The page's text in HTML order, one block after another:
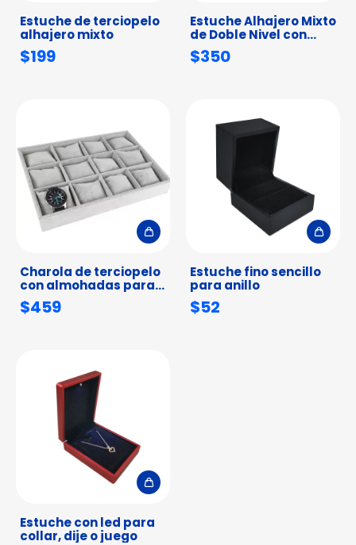
Estuche de terciopelo
alhajero mixto
$199
Estuche Alhajero Mixto
de Doble Nivel con
Llave
$350
Charola de terciopelo
con almohadas para
12 relojes o pulseras
$459
Estuche fino sencillo
para anillo
$52
Estuche con led para
collar, dije o juego